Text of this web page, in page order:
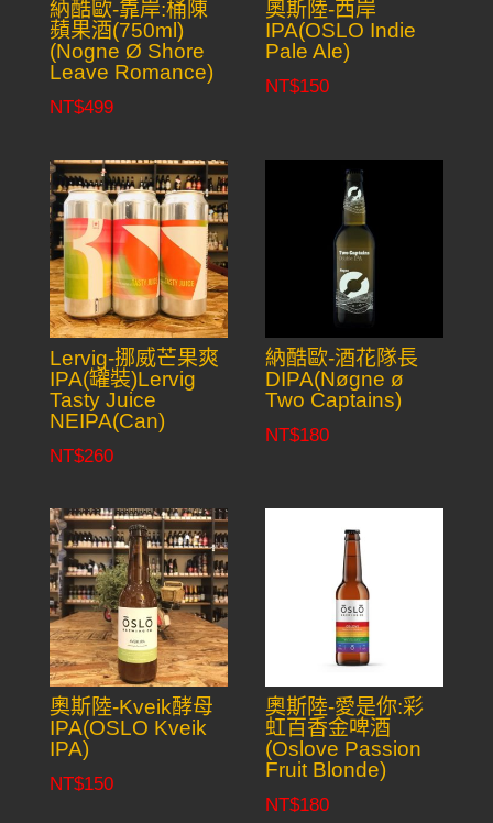
納酷歐-靠岸:桶陳
蘋果酒(750ml)
(Nogne Ø Shore
Leave Romance)
NT$499
奧斯陸-西岸
IPA(OSLO Indie
Pale Ale)
NT$150
Lervig-挪威芒果爽
IPA(罐裝)Lervig
Tasty Juice
NEIPA(Can)
NT$260
納酷歐-酒花隊長
DIPA(Nøgne ø
Two Captains)
NT$180
奧斯陸-Kveik酵母
IPA(OSLO Kveik
IPA)
NT$150
奧斯陸-愛是你:彩
虹百香金啤酒
(Oslove Passion
Fruit Blonde)
NT$180